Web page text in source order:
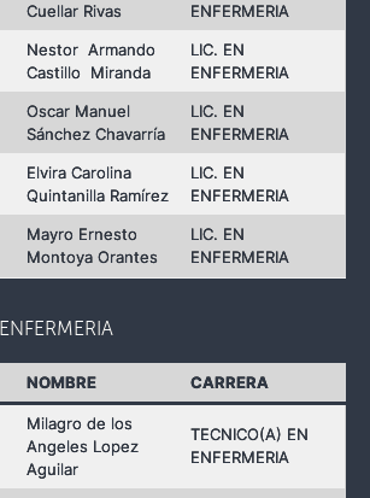
Cuellar Rivas
ENFERMERIA
Nestor Armando
Castillo Miranda
LIC. EN
ENFERMERIA
Oscar Manuel
Sánchez Chavarría
LIC. EN
ENFERMERIA
Elvira Carolina
Quintanilla Ramírez
LIC. EN
ENFERMERIA
Mayro Ernesto
Montoya Orantes
LIC. EN
ENFERMERIA
NOMBRE CARRERA
Milagro de los
Angeles Lopez
Aguilar
TECNICO(A) EN
ENFERMERIA